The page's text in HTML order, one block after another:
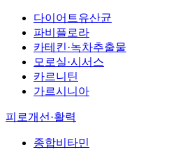
다이어트유산균
파비플로라
카테킨·녹차추출물
모로실·시서스
카르니틴
가르시니아
피로개선·활력
종합비타민